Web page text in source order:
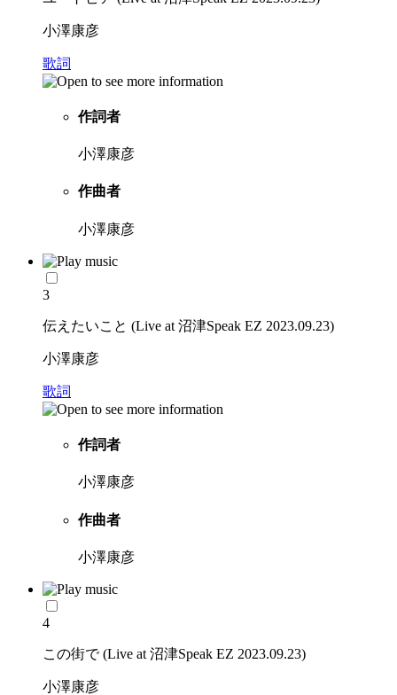
小澤康彦
歌詞
作詞者
小澤康彦
作曲者
小澤康彦
3
伝えたいこと (Live at 沼津Speak EZ 2023.09.23)
小澤康彦
歌詞
作詞者
小澤康彦
作曲者
小澤康彦
4
この街で (Live at 沼津Speak EZ 2023.09.23)
小澤康彦